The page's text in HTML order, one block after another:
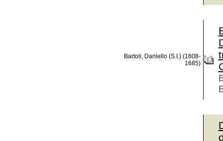
Bartoli, Daniello (S.I.) (1608-
1685)